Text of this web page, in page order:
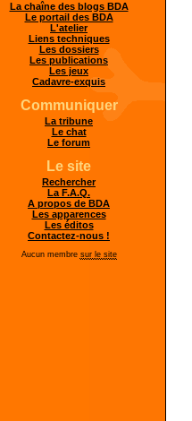
La chaîne des blogs BDA
Le portail des BDA
L'atelier
Liens techniques
Les dossiers
Les publications
Les jeux
Cadavre-exquis
Communiquer
La tribune
Le chat
Le forum
Le site
Rechercher
La F.A.Q.
A propos de BDA
Les apparences
Les éditos
Contactez-nous !
Aucun membre sur le site